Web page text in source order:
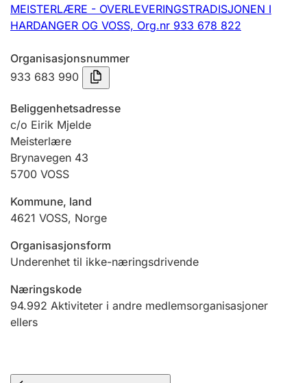
Betaling og jegeravgiftskort
Ektepaktveileder
Offentlig sektor
Andre tema
MEISTERLÆRE - OVERLEVERINGSTRADISJONEN I
HARDANGER OG VOSS, Org.nr 933 678 822
Organisasjonsnummer
933 683 990
Beliggenhetsadresse
c/o Eirik Mjelde
Meisterlære
Brynavegen 43
5700 VOSS
Kommune, land
4621 VOSS, Norge
Organisasjonsform
Underenhet til ikke-næringsdrivende
Næringskode
94.992 Aktiviteter i andre medlemsorganisasjoner
ellers